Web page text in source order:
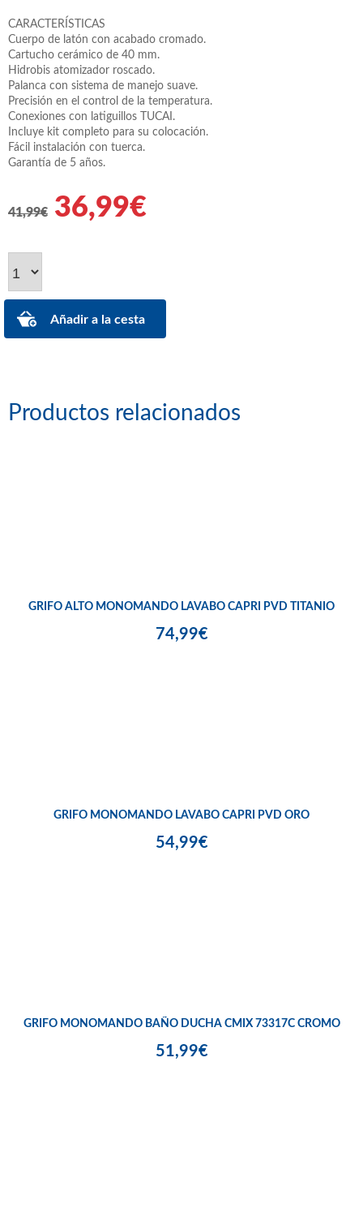
CARACTERÍSTICAS
Cuerpo de latón con acabado cromado.
Cartucho cerámico de 40 mm.
Hidrobis atomizador roscado.
Palanca con sistema de manejo suave.
Precisión en el control de la temperatura.
Conexiones con latiguillos TUCAI.
Incluye kit completo para su colocación.
Fácil instalación con tuerca.
Garantía de 5 años.
41,99€ 36,99€
Productos relacionados
GRIFO ALTO MONOMANDO LAVABO CAPRI PVD TITANIO
74,99€
GRIFO MONOMANDO LAVABO CAPRI PVD ORO
54,99€
GRIFO MONOMANDO BAÑO DUCHA CMIX 73317C CROMO
51,99€